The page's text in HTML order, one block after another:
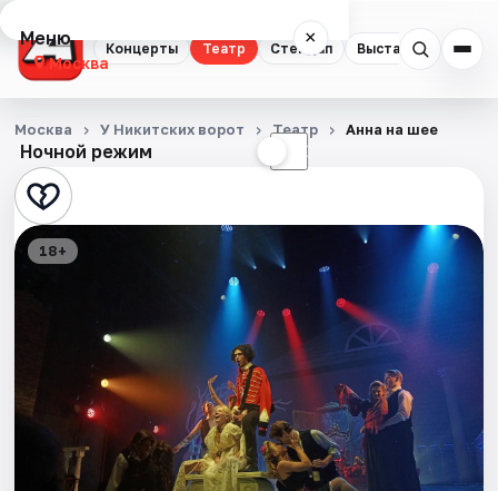
Концерты Театр Стендап Выставки
Меню ×
Москва
Концерты
Театр
Стендап
Экскурсии
События
Ночной режим ☾
Москва У Никитских ворот Театр Анна на шее
18+